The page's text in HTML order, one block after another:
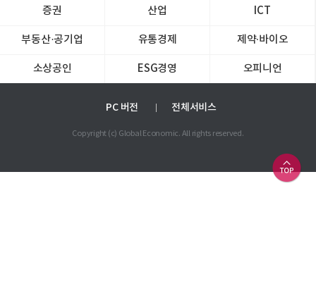
증권 산업 ICT
부동산·공기업 유통경제 제약∙바이오
소상공인 ESG경영 오피니언
PC 버전 전체서비스
Copyright (c) Global Economic. All rights reserved.